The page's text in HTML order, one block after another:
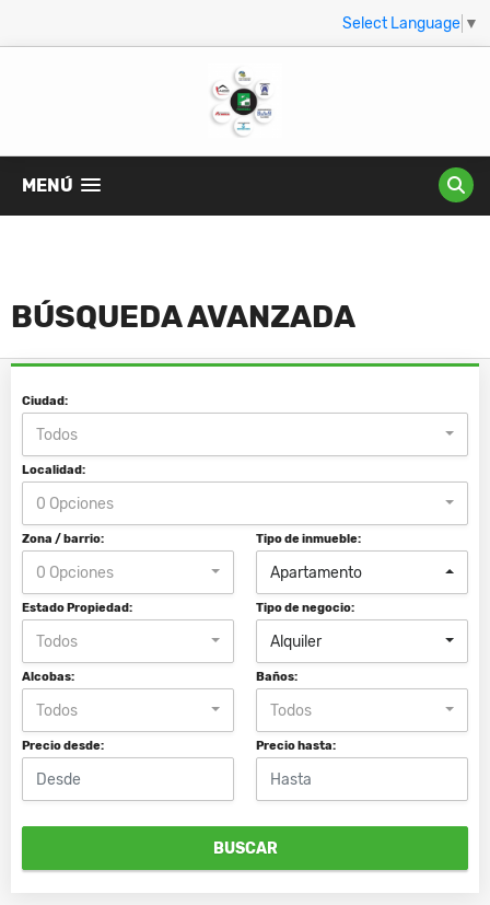
Select Language ▼
MENÚ
BÚSQUEDA AVANZADA
Ciudad:
Todos
Localidad:
0 Opciones
Zona / barrio:
0 Opciones
Tipo de inmueble:
Apartamento
Estado Propiedad:
Todos
Tipo de negocio:
Alquiler
Alcobas:
Todos
Baños:
Todos
Precio desde: Precio hasta:
BUSCAR